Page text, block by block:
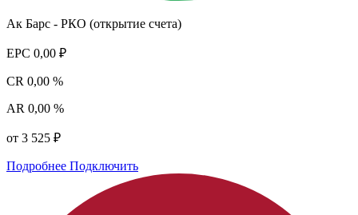
Ак Барс - РКО (открытие счета)
EPC 0,00 ₽
CR 0,00 %
AR 0,00 %
от 3 525 ₽
Подробнее Подключить